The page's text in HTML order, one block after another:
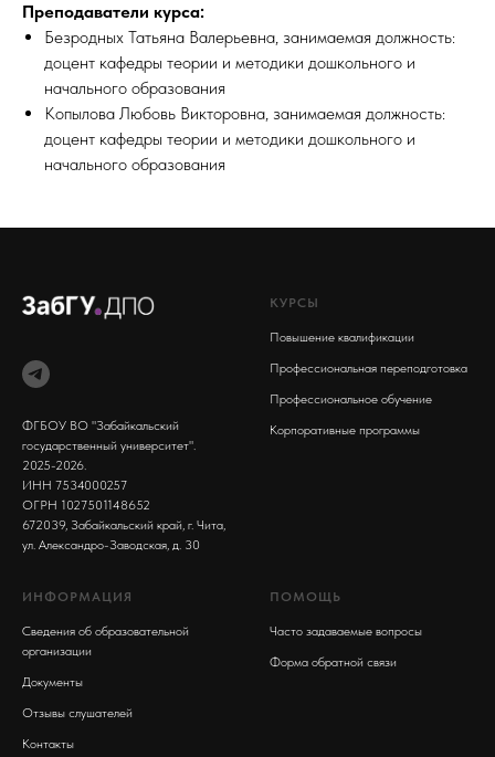
Преподаватели курса:
Безродных Татьяна Валерьевна, занимаемая должность:
доцент кафедры теории и методики дошкольного и
начального образования
Копылова Любовь Викторовна, занимаемая должность:
доцент кафедры теории и методики дошкольного и
начального образования
ФГБОУ ВО "Забайкальский
государственный университет".
2025-2026.
ИНН 7534000257
ОГРН 1027501148652
672039, Забайкальский край, г. Чита,
ул. Александро-Заводская, д. 30
КУРСЫ
Повышение квалификации
Профессиональная переподготовка
Профессиональное обучение
Корпоративные программы
ИНФОРМАЦИЯ
Сведения об образовательной
организации
Документы
Отзывы слушателей
Контакты
ПОМОЩЬ
Часто задаваемые вопросы
Форма обратной связи